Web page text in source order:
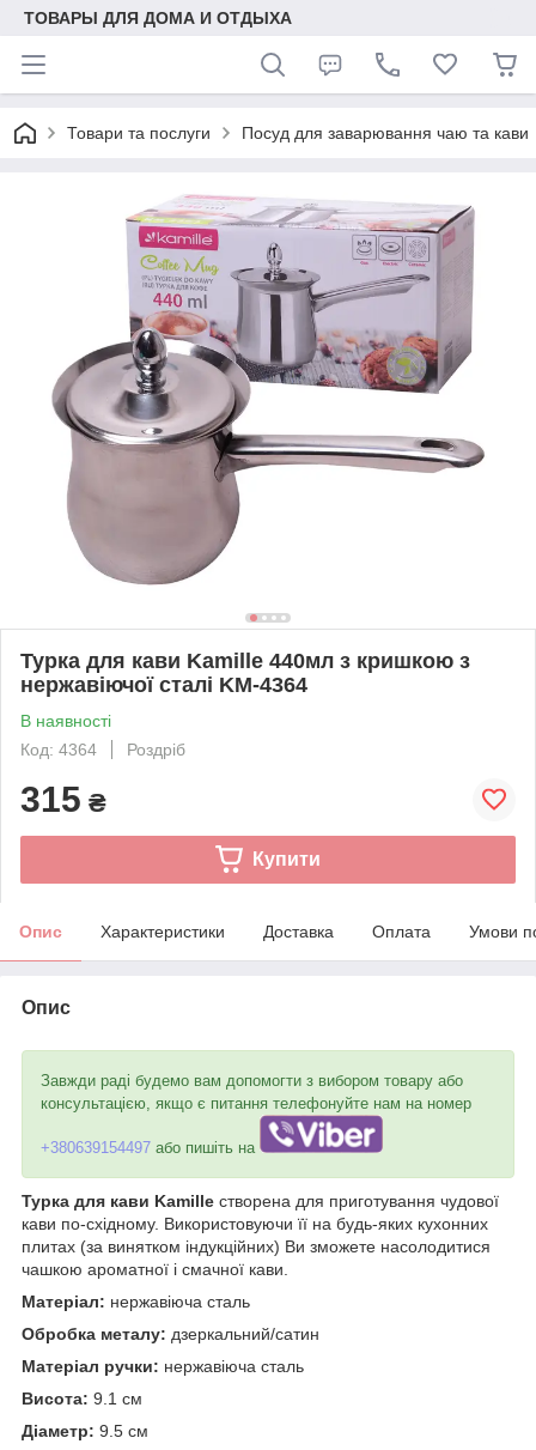
ТОВАРЫ ДЛЯ ДОМА И ОТДЫХА
Товари та послуги Посуд для заварювання чаю та кави
Турка для кави Kamille 440мл з кришкою з
нержавіючої сталі KM-4364
В наявності
Код: 4364
Роздріб
315 ₴
Купити
Опис Характеристики Доставка Оплата Умови
Опис
Завжди раді будемо вам допомогти з вибором товару або
консультацією, якщо є питання телефонуйте нам на номер
+380639154497 або пишіть на
Турка для кави Kamille створена для приготування чудової
кави по-східному. Використовуючи її на будь-яких кухонних
плитах (за винятком індукційних) Ви зможете насолодитися
чашкою ароматної і смачної кави.
Матеріал: нержавіюча сталь
Обробка металу: дзеркальний/сатин
Матеріал ручки: нержавіюча сталь
Висота: 9.1 см
Діаметр: 9.5 см